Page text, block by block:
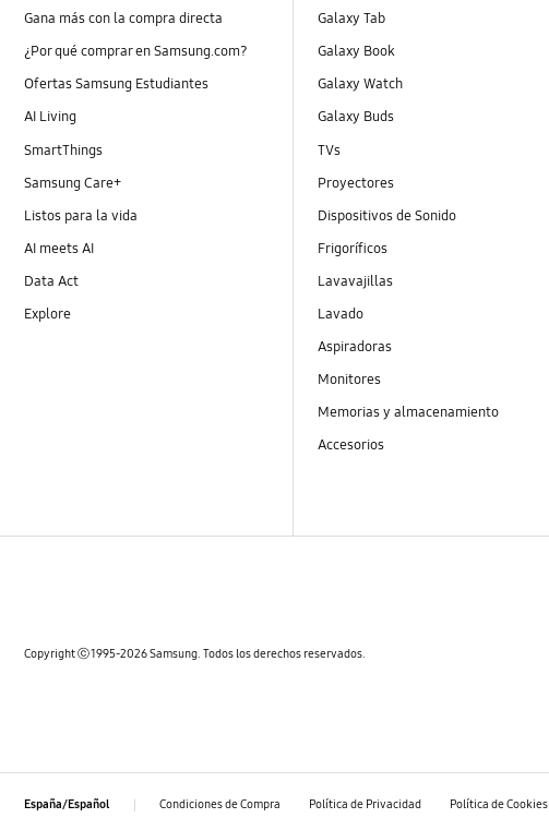
Gana más con la compra directa
¿Por qué comprar en Samsung.com?
Ofertas Samsung Estudiantes
AI Living
SmartThings
Samsung Care+
Listos para la vida
AI meets AI
Data Act
Explore
Galaxy Tab
Galaxy Book
Galaxy Watch
Galaxy Buds
TVs
Proyectores
Dispositivos de Sonido
Frigoríficos
Lavavajillas
Lavado
Aspiradoras
Monitores
Memorias y almacenamiento
Accesorios
Copyright ⓒ 1995-2026 Samsung. Todos los derechos reservados.
España/Español Condiciones de Compra Política de Privacidad Política de Cookies